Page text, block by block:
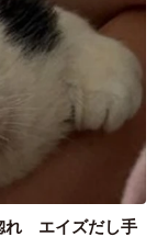
れ エイズだし手